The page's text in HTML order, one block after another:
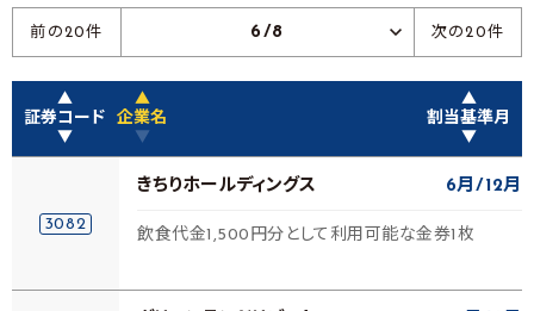
前の20件 6/8 次の20件
▲
証券コード
▼
▲
企業名
▼
▲
割当基準月
▼
3082
きちりホールディングス 6月 12月
飲食代金1,500円分として利用可能な金券1枚